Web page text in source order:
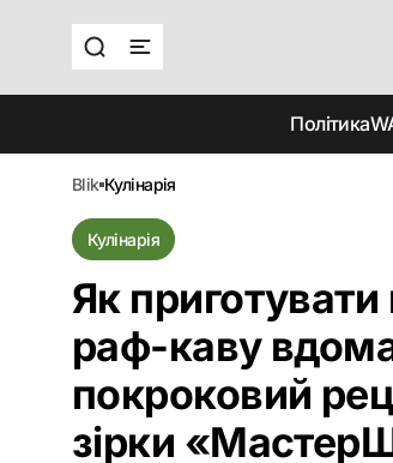
Політика
blik кулінарія
Кулінарія
Як приготувати
раф-каву
покроковий
зірки